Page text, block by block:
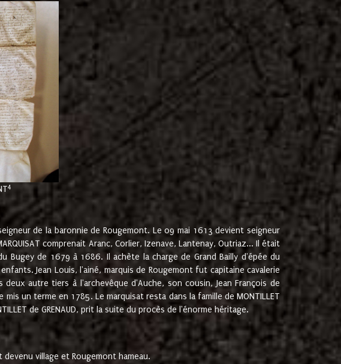
4
de la baronnie de Rougemont. Le 09 mai 1613 devient seigneur
comprenait Aranc, Corlier, Izenave, Lantenay, Outriaz... Il était
Bugey de 1679 à 1686. Il achète la charge de Grand Bailly d'épée du
Jean Louis, l'ainé, marquis de Rougemont fut capitaine cavalerie
autre tiers à l'archevêque d'Auche, son cousin, Jean François de
un terme en 1785. Le marquisat resta dans la famille de MONTILLET
de GRENAUD, prit la suite du procès de l'énorme héritage.
village et Rougemont hameau.